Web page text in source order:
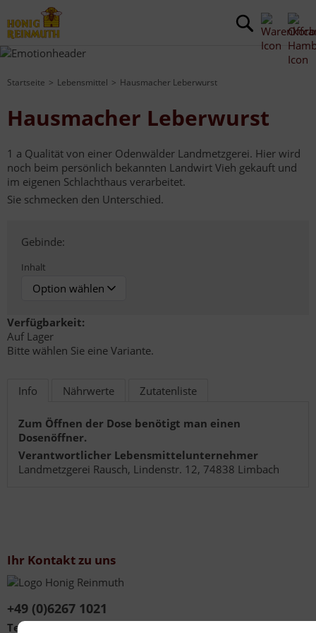
Startseite Lebensmittel Hausmacher Leberwurst
Hausmacher Leberwurst
1 a Qualität von einer Odenwälder Landmetzgerei. Hier wird
noch beim persönlich bekannten Landwirt Vieh gekauft und
im eigenen Schlachthaus verarbeitet.
Sie schmecken den Unterschied.
Gebinde:
Inhalt
Verfügbarkeit:
Auf Lager
Bitte wählen Sie eine Variante.
Info Nährwerte Zutatenliste
Zum Öffnen der Dose benötigt man einen
Dosenöffner.
Verantwortlicher Lebensmittelunternehmer
Landmetzgerei Rausch, Lindenstr. 12, 74838 Limbach
Ihr Kontakt zu uns
+49 (0)6267 1021
Telefonzeiten